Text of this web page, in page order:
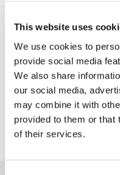
This website uses
We use cookies to
provide social media
We also share
our social media,
may combine it with
provided to them or that
of their services.
wordt opgelegd door
Control). Zij houden bij
andere rekening met
streven een zo
luchtverkeer na.
mogen vertrekken dan